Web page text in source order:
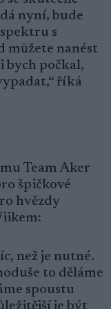
nyní, bude
s
můžete nanést
bych počkal,
říká
Team Aker
špičkové
hvězdy
než je nutné.
to děláme
spoustu
je být